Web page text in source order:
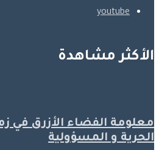
youtube
الأكثر مشاهدة
معلومة الفضاء الأزرق في
الحرية و المسؤولية